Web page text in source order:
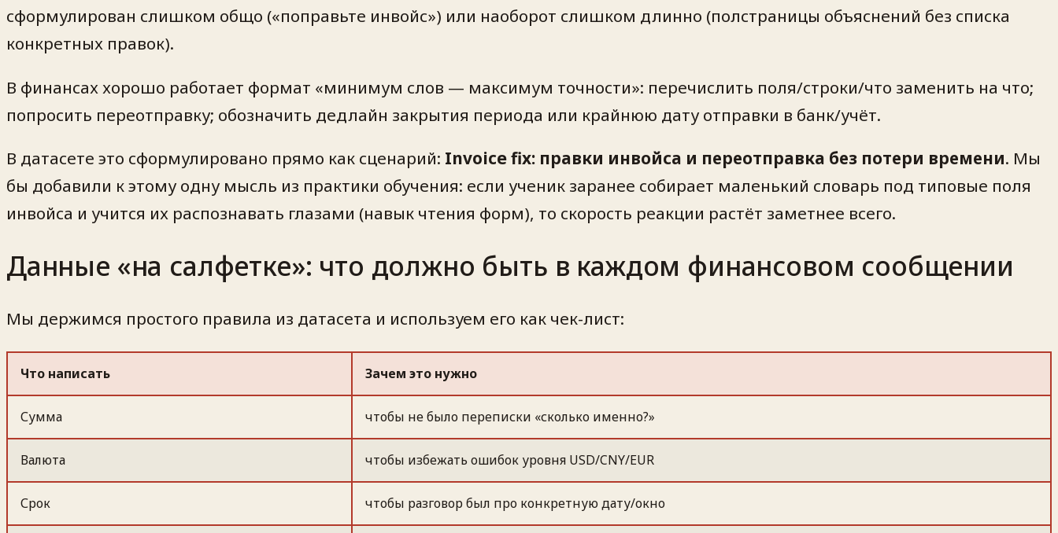
сформулирован слишком общо («поправьте инвойс») или наоборот слишком длинно (полстраницы объяснений без списка
конкретных правок).
В финансах хорошо работает формат «минимум слов — максимум точности»: перечислить поля/строки/что заменить на что;
попросить переотправку; обозначить дедлайн закрытия периода или крайнюю дату отправки в банк/учёт.
В датасете это сформулировано прямо как сценарий: Invoice fix: правки инвойса и переотправка без потери времени. Мы
бы добавили к этому одну мысль из практики обучения: если ученик заранее собирает маленький словарь под типовые поля
инвойса и учится их распознавать глазами (навык чтения форм), то скорость реакции растёт заметнее всего.
Данные «на салфетке»: что должно быть в каждом финансовом сообщении
Мы держимся простого правила из датасета и используем его как чек-лист:
Что написать Зачем это нужно
Сумма чтобы не было переписки «сколько именно?»
Валюта чтобы избежать ошибок уровня USD/CNY/EUR
Срок чтобы разговор был про конкретную дату/окно